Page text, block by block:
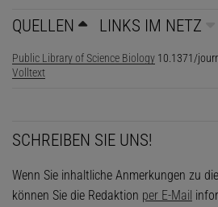
QUELLEN LINKS IM NETZ
Public Library of Science Biology 10.1371/
Volltext
SCHREIBEN SIE UNS!
Wenn Sie inhaltliche Anmerkungen zu
können Sie die Redaktion per E-Mail